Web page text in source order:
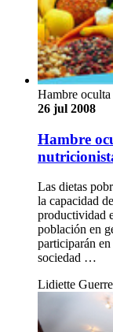
Hambre
26 jul 2008
Hambre
Las dietas
la capacidad
productividad
población en
participarán
sociedad …
Lidiette